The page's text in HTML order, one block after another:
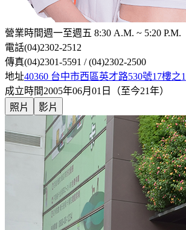
營業時間週一至週五 8:30 A.M. ~ 5:20 P.M.
電話(04)2302-2512
傳真(04)2301-5591 / (04)2302-2500
地址40360 台中市西區英才路530號17樓之1
成立時間2005年06月01日（至今21年）
照片
影片